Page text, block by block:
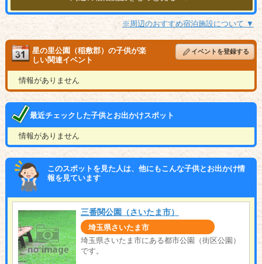
※周辺のおすすめ宿泊施設について ▼
星の里公園（稲敷郡）の子供が楽
しい関連イベント
イベントを登録する
情報がありません
最近チェックした子供とお出かけスポット
情報がありません
このスポットを見た人は、他にもこんな子供とお出かけ情
報を見ています
三番関公園（さいたま市）
埼玉県さいたま市
埼玉県さいたま市にある都市公園（街区公園）
です。